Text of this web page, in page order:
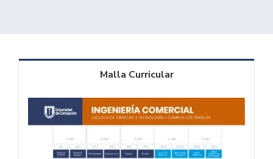
Malla Curricular